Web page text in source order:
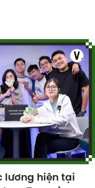
lương hiện tại